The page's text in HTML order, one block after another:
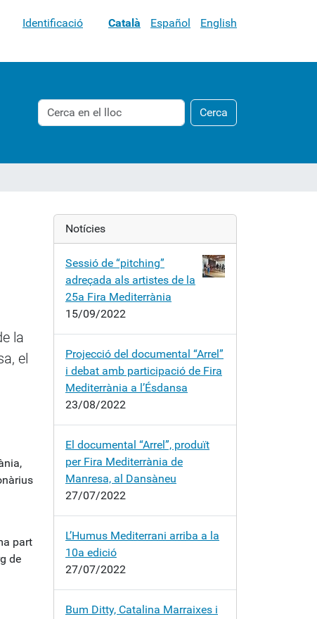
Identificació Català Español English
Cerca Cerca
Cerca
avançada…
la
el
part
de
Notícies
Sessió de “pitching”
adreçada als artistes de la
25a Fira Mediterrània
15/09/2022
Projecció del documental “Arrel”
i debat amb participació de Fira
Mediterrània a l’Ésdansa
23/08/2022
El documental “Arrel”, produït
per Fira Mediterrània de
Manresa, al Dansàneu
27/07/2022
L’Humus Mediterrani arriba a la
10a edició
27/07/2022
Bum Ditty, Catalina Marraixes i